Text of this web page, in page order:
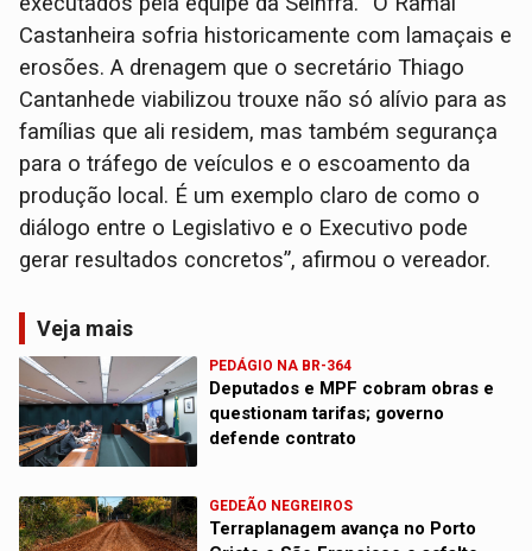
Castanheira sofria historicamente com lamaçais e
erosões. A drenagem que o secretário Thiago
Cantanhede viabilizou trouxe não só alívio para as
famílias que ali residem, mas também segurança
para o tráfego de veículos e o escoamento da
produção local. É um exemplo claro de como o
diálogo entre o Legislativo e o Executivo pode
gerar resultados concretos”, afirmou o vereador.
Veja mais
PEDÁGIO NA BR-364
Deputados e MPF cobram obras e
questionam tarifas; governo
defende contrato
GEDEÃO NEGREIROS
Terraplanagem avança no Porto